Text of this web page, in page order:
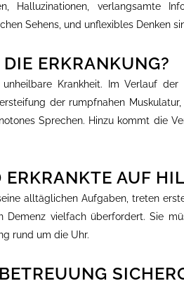
Halluzinationen, verlangsamte
Sehens, und unflexibles Denken
ERKRANKUNG?
Krankheit. Im Verlauf
der rumpfnahen
Sprechen. Hinzu kommt die
AUF
alltäglichen Aufgaben, treten
Demenz vielfach überfordert. Sie
rund um die Uhr.